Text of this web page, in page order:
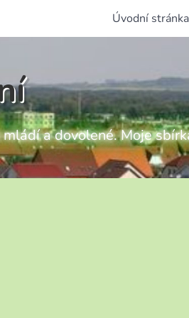
Úvodní stránka
a dovolené. Moje